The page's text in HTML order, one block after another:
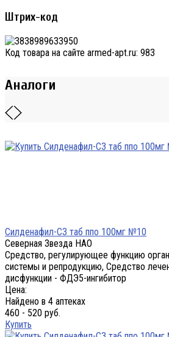
Штрих-код
Код товара на сайте armed-apt.ru: 983
Аналоги
Силденафил-СЗ таб ппо 100мг №10
Северная Звезда НАО
Средство, регулирующее функцию
системы и репродукцию, Средство
дисфункции - ФДЭ5-ингибитор
Цена:
Найдено в 4 аптеках
460 - 520 руб.
Купить